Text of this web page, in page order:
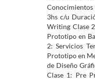
Conocimientos
3hs c/u
Writing Clase
Prototipo en
2: Servicios
Prototipo en
de Diseño
Clase 1: Pre